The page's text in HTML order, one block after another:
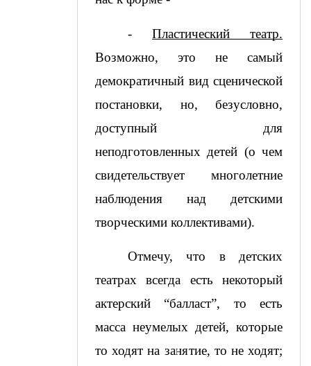
- Пластический театр.
Возможно, это не самый
демократичный вид сценической
постановки, но, безусловно,
доступный для
неподготовленных детей (о чем
свидетельствует многолетние
наблюдения над детскими
творческими коллективами).
Отмечу, что в детских
театрах всегда есть некоторый
актерский “балласт”, то есть
масса неумелых детей, которые
то ходят на занятие, то не ходят;